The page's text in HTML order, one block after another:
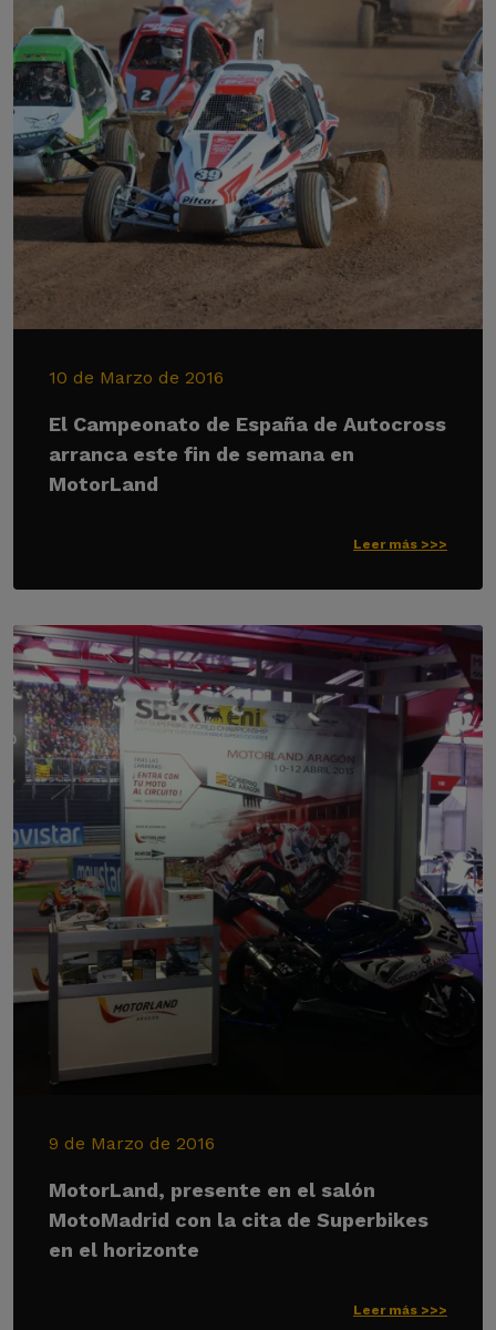
10 de Marzo de 2016
El Campeonato de España de Autocross
arranca este fin de semana en
MotorLand
Leer más >>>
9 de Marzo de 2016
MotorLand, presente en el salón
MotoMadrid con la cita de Superbikes
en el horizonte
Leer más >>>